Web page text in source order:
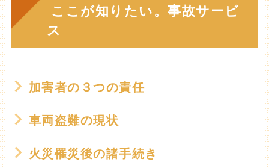
ここが知りたい。事故サービ
ス
加害者の３つの責任
車両盗難の現状
火災罹災後の諸手続き